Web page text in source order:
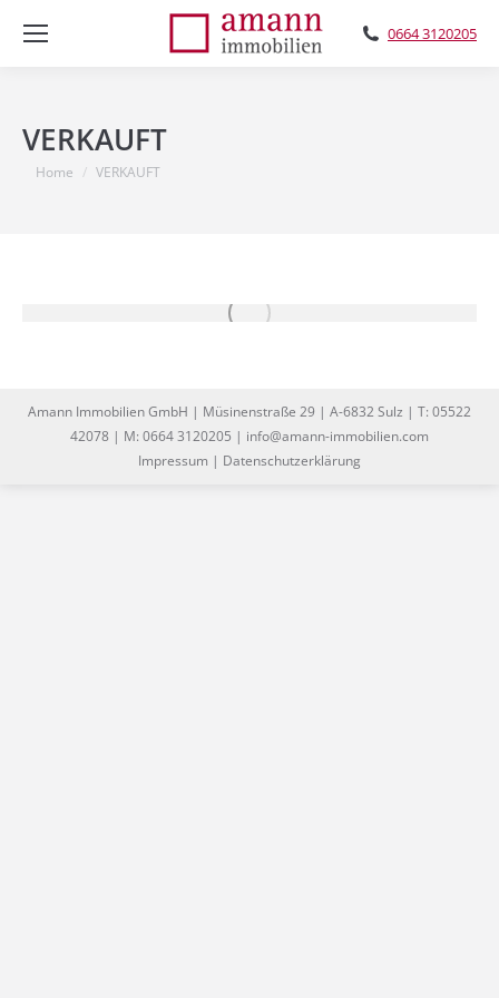
0664 3120205
VERKAUFT
You are here:
Home VERKAUFT
Amann Immobilien GmbH | Müsinenstraße 29 | A-6832 Sulz | T: 05522
42078 | M: 0664 3120205 | info@amann-immobilien.com
Impressum | Datenschutzerklärung